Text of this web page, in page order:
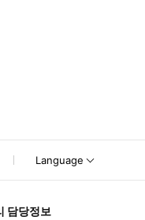
Language
담당정보